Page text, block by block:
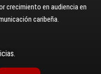
crecimiento en audiencia en
caribeña.